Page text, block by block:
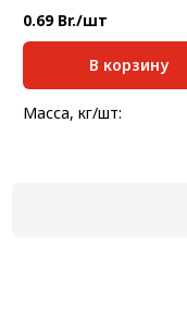
0.69 Br./шт
В корзину
Масса, кг/шт: